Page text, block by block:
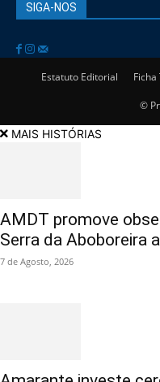
SIGA-NOS
Estatuto Editorial Ficha
©
MAIS HISTÓRIAS
AMDT promove
Serra da Aboboreira
7 de Agosto, 2026